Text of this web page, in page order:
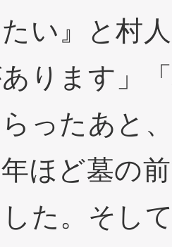
い』と村
ります」
ったあと
ほど墓の
た。そし